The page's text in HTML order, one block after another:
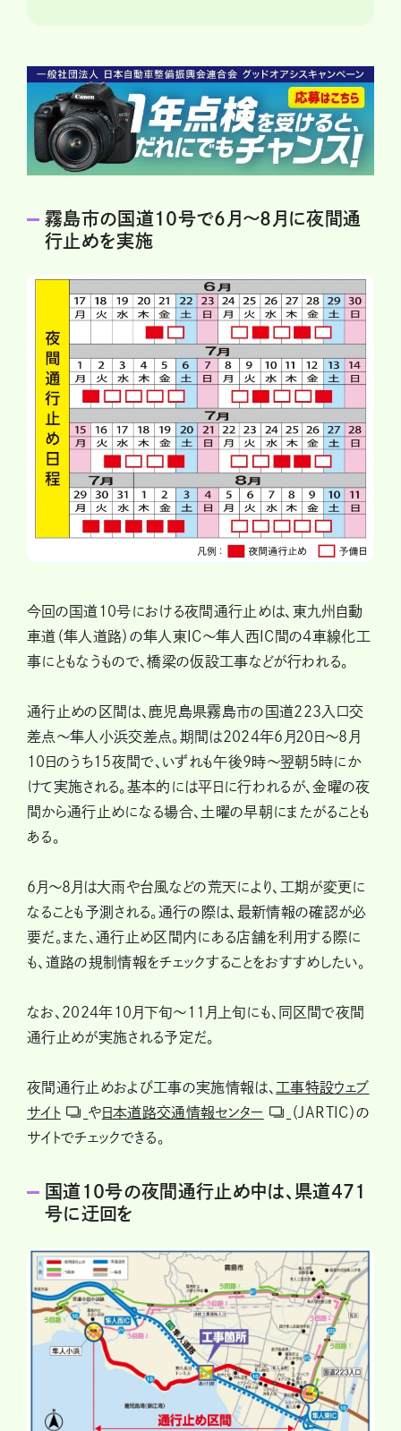
霧島市の国道10号で6月～8月に夜間通
行止めを実施
今回の国道10号における夜間通行止めは、東九州自動
車道（隼人道路）の隼人東IC〜隼人西IC間の4車線化工
事にともなうもので、橋梁の仮設工事などが行われる。
通行止めの区間は、鹿児島県霧島市の国道223入口交
差点〜隼人小浜交差点。期間は2024年6月20日〜8月
10日のうち15夜間で、いずれも午後9時〜翌朝5時にか
けて実施される。基本的には平日に行われるが、金曜の夜
間から通行止めになる場合、土曜の早朝にまたがることも
ある。
6月〜8月は大雨や台風などの荒天により、工期が変更に
なることも予測される。通行の際は、最新情報の確認が必
要だ。また、通行止め区間内にある店舗を利用する際に
も、道路の規制情報をチェックすることをおすすめしたい。
なお、2024年10月下旬～11月上旬にも、同区間で夜間
通行止めが実施される予定だ。
夜間通行止めおよび工事の実施情報は、 工事特設ウェブ
サイト
や日本道路交通情報センター
（JARTIC）の
サイトでチェックできる。
国道10号の夜間通行止め中は、県道471
号に迂回を